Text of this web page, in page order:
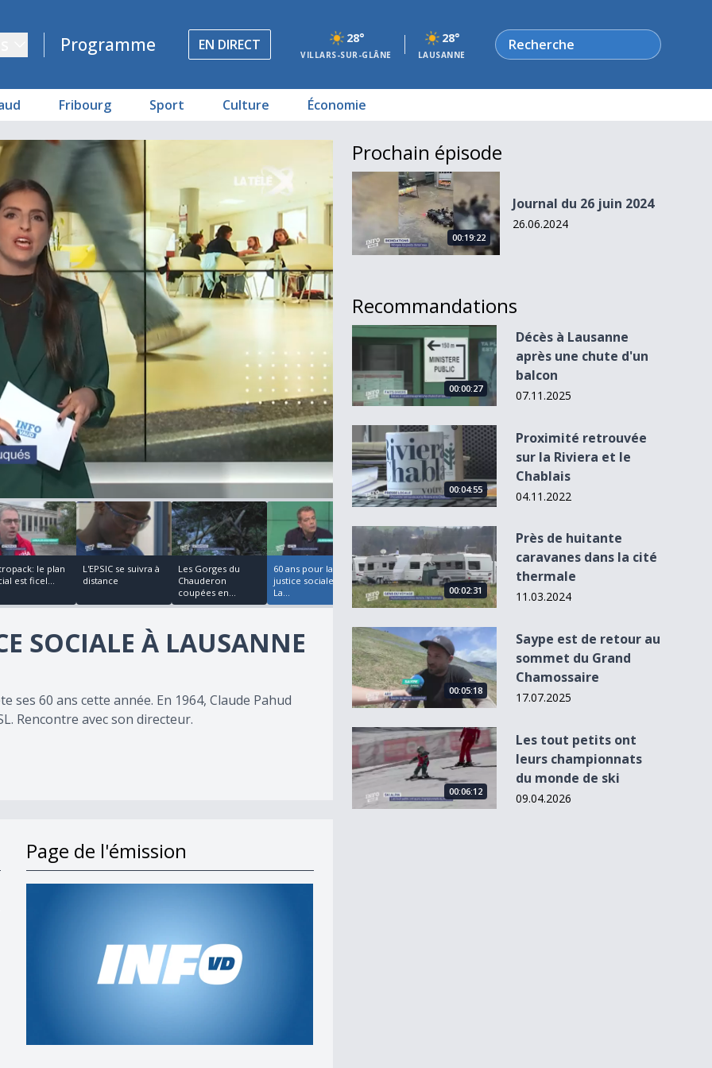
Programme EN DIRECT 28°
VILLARS-SUR-GLÂNE
28°
LAUSANNE
Rechercher
Fribourg Sport Culture Économie
le plan
est ficel...
L'EPSIC se suivra à
distance
Les Gorges du
Chauderon
coupées en...
60 ans pour la
justice sociale à
La...
00:03:14
Sarzens à fond la
caisse
SOCIALE À LAUSANNE
60 ans cette année. En 1964, Claude Pahud
Rencontre avec son directeur.
2027
Page de l'émission
Prochain épisode
Journal du 26 juin 2024
00:19:22
Journal du 26 juin 2024
26.06.2024
Recommandations
Décès à Lausanne après une chute d&#039;un balcon
00:00:27
Décès à Lausanne
après une chute d'un
balcon
07.11.2025
Proximité retrouvée sur la Riviera et le Chablais
00:04:55
Proximité retrouvée
sur la Riviera et le
Chablais
04.11.2022
Près de huitante caravanes dans la cité thermale
00:02:31
Près de huitante
caravanes dans la cité
thermale
11.03.2024
Saype est de retour au sommet du Grand Chamossaire
00:05:18
Saype est de retour au
sommet du Grand
Chamossaire
17.07.2025
Les tout petits ont leurs championnats du monde de ski
00:06:12
Les tout petits ont
leurs championnats
du monde de ski
09.04.2026